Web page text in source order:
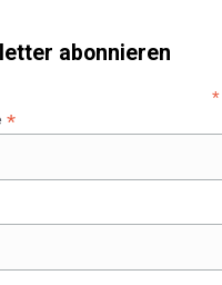
abonnieren
*
*